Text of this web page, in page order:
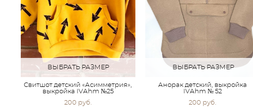
ВЫБРАТЬ РАЗМЕР
Свитшот детский «Асимметрия»,
выкройка IVАhm №25
200 pуб.
ВЫБРАТЬ РАЗМЕР
Анорак детский, выкройка
IVАhm № 52
200 pуб.